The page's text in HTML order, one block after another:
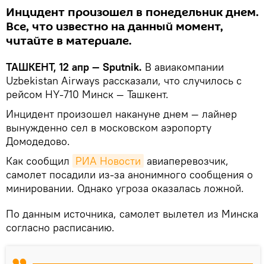
Инцидент произошел в понедельник днем.
Все, что известно на данный момент,
читайте в материале.
ТАШКЕНТ, 12 апр — Sputnik. В авиакомпании
Uzbekistan Airways рассказали, что случилось с
рейсом HY-710 Минск — Ташкент.
Инцидент произошел накануне днем — лайнер
вынужденно сел в московском аэропорту
Домодедово.
Как сообщил РИА Новости авиаперевозчик,
самолет посадили из-за анонимного сообщения о
минировании. Однако угроза оказалась ложной.
По данным источника, самолет вылетел из Минска
согласно расписанию.